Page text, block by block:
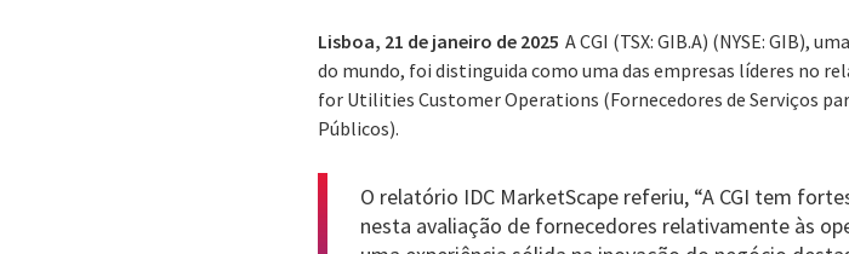
Lisboa, 21 de janeiro de 2025 A CGI (TSX: GIB.A) (NYSE: GIB),
do mundo, foi distinguida como uma das empresas líderes no
for Utilities Customer Operations (Fornecedores de Serviços
Públicos).
O relatório IDC MarketScape referiu, “A CGI tem
nesta avaliação de fornecedores relativamente às